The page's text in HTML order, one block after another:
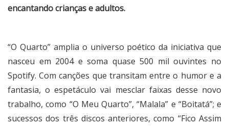
encantando crianças e adultos.
“O Quarto” amplia o universo poético da iniciativa que
nasceu em 2004 e soma quase 500 mil ouvintes no
Spotify. Com canções que transitam entre o humor e a
fantasia, o espetáculo vai mesclar faixas desse novo
trabalho, como “O Meu Quarto”, “Malala” e “Boitatá”; e
sucessos dos três discos anteriores, como “Fico Assim